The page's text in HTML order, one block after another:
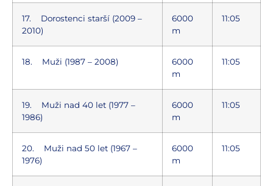
17. Dorostenci starší (2009 –
2010)
6000
m
11:05
18. Muži (1987 – 2008)
6000
m
11:05
19. Muži nad 40 let (1977 –
1986)
6000
m
11:05
20. Muži nad 50 let (1967 –
1976)
6000
m
11:05